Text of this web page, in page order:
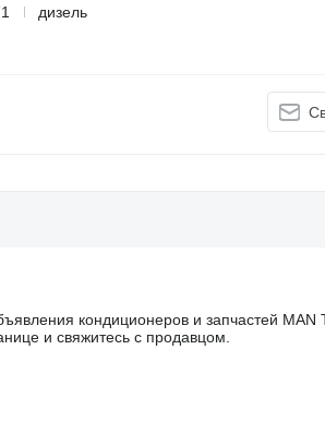
дизель
кондиционеров и запчастей MAN
и свяжитесь с продавцом.